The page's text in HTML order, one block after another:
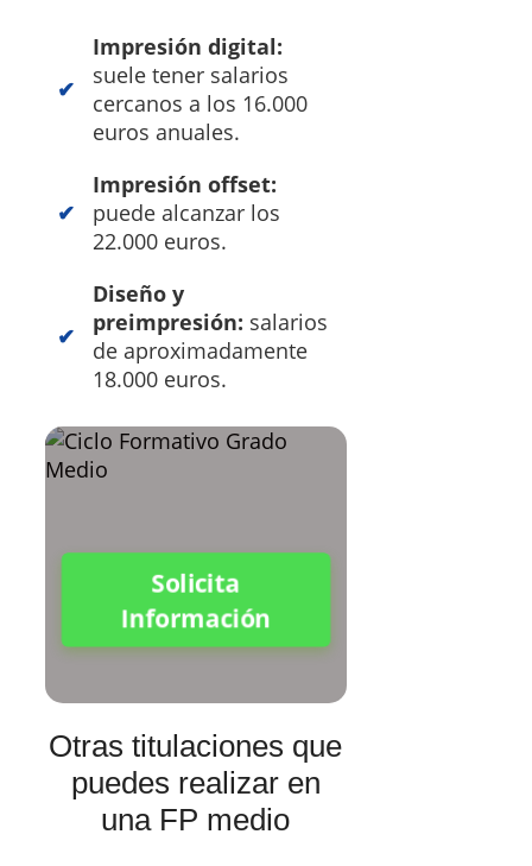
Impresión digital:
suele tener salarios
cercanos a los 16.000
euros anuales.
Impresión offset:
puede alcanzar los
22.000 euros.
Diseño y
preimpresión: salarios
de aproximadamente
18.000 euros.
Solicita
Información
Otras titulaciones que
puedes realizar en
una FP medio